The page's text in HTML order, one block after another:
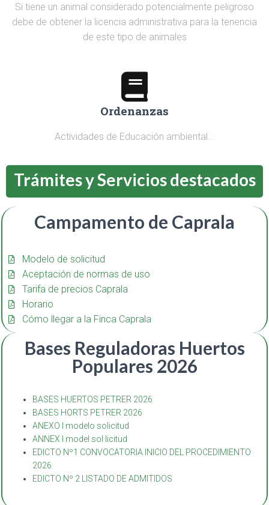
Si tiene un animal considerado potencialmente peligroso
debe de obtener la licencia administrativa para la tenencia
de este tipo de animales
Ordenanzas
Actividades de Educación ambiental...
Trámites y Servicios destacados
Campamento de Caprala
Modelo de solicitud
Aceptación de normas de uso
Tarifa de precios Caprala
Horario
Cómo llegar a la Finca Caprala
Bases Reguladoras Huertos
Populares 2026
BASES HUERTOS PETRER 2026
BASES HORTS PETRER 2026
ANEXO I modelo solicitud
ANNEX I model sol·licitud
EDICTO Nº1 CONVOCATORIA INICIO DEL PROCEDIMIENTO
2026
EDICTO Nº 2 LISTADO DE ADMITIDOS